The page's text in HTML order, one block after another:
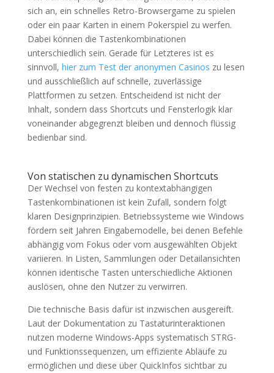
sich an, ein schnelles Retro-Browsergame zu spielen
oder ein paar Karten in einem Pokerspiel zu werfen.
Dabei können die Tastenkombinationen
unterschiedlich sein. Gerade für Letzteres ist es
sinnvoll, hier zum Test der anonymen Casinos zu lesen
und ausschließlich auf schnelle, zuverlässige
Plattformen zu setzen. Entscheidend ist nicht der
Inhalt, sondern dass Shortcuts und Fensterlogik klar
voneinander abgegrenzt bleiben und dennoch flüssig
bedienbar sind.
Von statischen zu dynamischen Shortcuts
Der Wechsel von festen zu kontextabhängigen
Tastenkombinationen ist kein Zufall, sondern folgt
klaren Designprinzipien. Betriebssysteme wie Windows
fördern seit Jahren Eingabemodelle, bei denen Befehle
abhängig vom Fokus oder vom ausgewählten Objekt
variieren. In Listen, Sammlungen oder Detailansichten
können identische Tasten unterschiedliche Aktionen
auslösen, ohne den Nutzer zu verwirren.
Die technische Basis dafür ist inzwischen ausgereift.
Laut der Dokumentation zu Tastaturinteraktionen
nutzen moderne Windows-Apps systematisch STRG-
und Funktionssequenzen, um effiziente Abläufe zu
ermöglichen und diese über QuickInfos sichtbar zu